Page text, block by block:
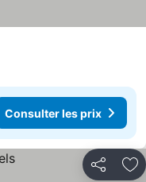
Consulter les prix
Partager